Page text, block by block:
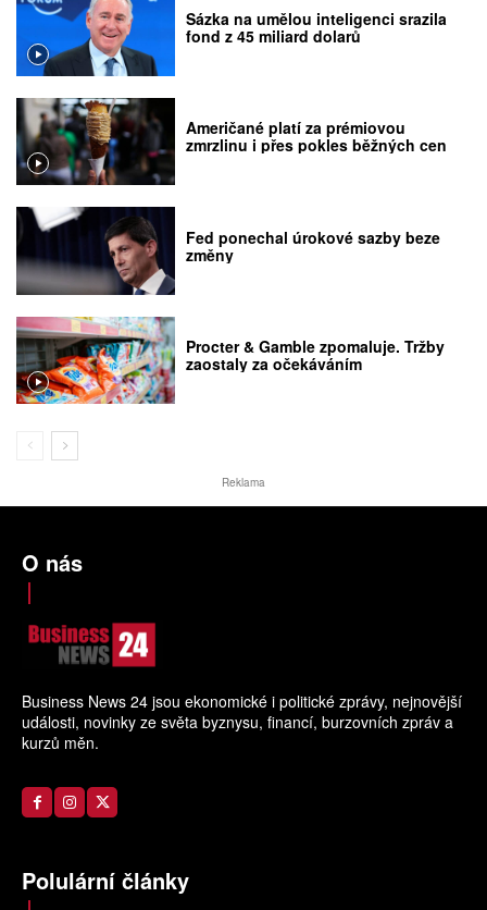
Sázka na umělou inteligenci srazila
fond z 45 miliard dolarů
Američané platí za prémiovou
zmrzlinu i přes pokles běžných cen
Fed ponechal úrokové sazby beze
změny
Procter & Gamble zpomaluje. Tržby
zaostaly za očekáváním
Reklama
O nás
Business News 24 jsou ekonomické i politické zprávy, nejnovější
události, novinky ze světa byznysu, financí, burzovních zpráv a
kurzů měn.
Polulární články